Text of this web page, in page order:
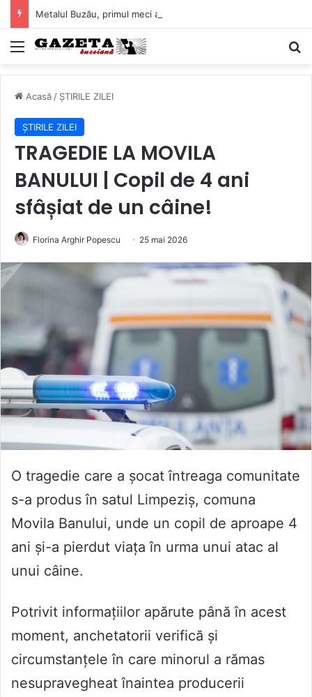
Mediu
Acasă / ȘTIRILE ZILEI
ȘTIRILE ZILEI
TRAGEDIE LA MOVILA
BANULUI | Copil de 4 ani
sfâșiat de un câine!
Florina Arghir Popescu 25 mai 2026
O tragedie care a șocat întreaga comunitate
s-a produs în satul Limpeziș, comuna
Movila Banului, unde un copil de aproape 4
ani și-a pierdut viața în urma unui atac al
unui câine.
Potrivit informațiilor apărute până în acest
moment, anchetatorii verifică și
circumstanțele în care minorul a rămas
nesupravegheat înaintea producerii